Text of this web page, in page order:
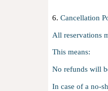
6. Cancellation
All reservations
This means:
No refunds will
In case of a no-